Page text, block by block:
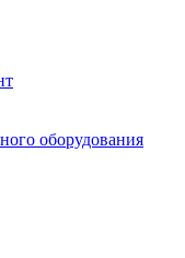
оборудования